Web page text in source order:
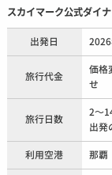
スカイマーク公式ダイナ
出発日 2026
旅行代金
価格
せ
旅行日数
2～
出発
利用空港 那覇